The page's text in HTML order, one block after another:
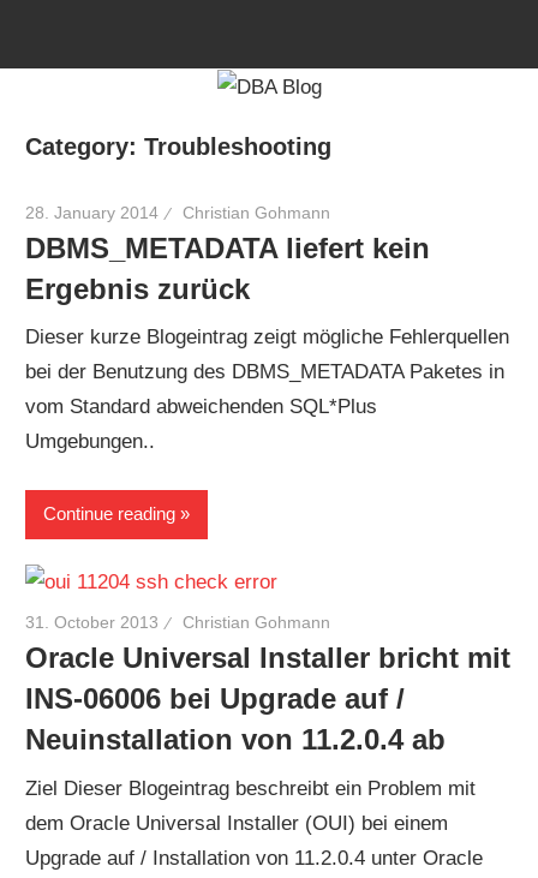
Category:Troubleshooting
28. January 2014 Christian Gohmann
DBMS_METADATA liefert kein
Ergebnis zurück
Dieser kurze Blogeintrag zeigt mögliche Fehlerquellen
bei der Benutzung des DBMS_METADATA Paketes in
vom Standard abweichenden SQL*Plus
Umgebungen..
Continue reading
31. October 2013 Christian Gohmann
Oracle Universal Installer bricht mit
INS-06006 bei Upgrade auf /
Neuinstallation von 11.2.0.4 ab
Ziel Dieser Blogeintrag beschreibt ein Problem mit
dem Oracle Universal Installer (OUI) bei einem
Upgrade auf / Installation von 11.2.0.4 unter Oracle